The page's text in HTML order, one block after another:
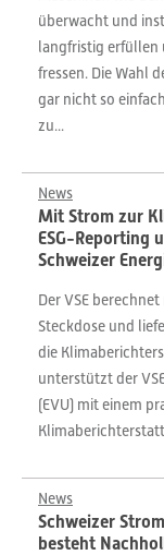
überwacht und
langfristig erfüllen
fressen. Die Wahl
gar nicht so
zu...
News
Mit Strom zur
ESG-Reporting
Schweizer
Der VSE
Steckdose und
die
unterstützt der
(EVU) mit einem
News
Schweizer
besteht